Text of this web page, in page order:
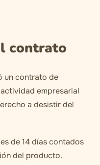
contrato
un contrato de
empresarial
a desistir del
de 14 días contados
del producto.